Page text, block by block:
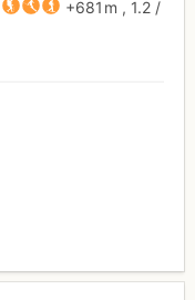
+681 m , 1.2 /